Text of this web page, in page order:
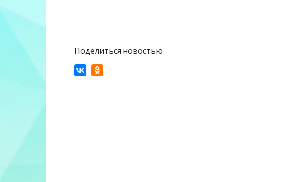
Поделиться новостью